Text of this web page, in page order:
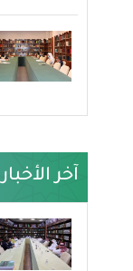
آخر الأخبار